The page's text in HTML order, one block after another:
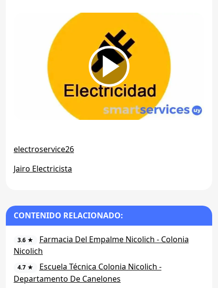
electroservice26
Jairo Electricista
CONTENIDO RELACIONADO:
3.6 ★
Farmacia Del Empalme Nicolich - Colonia
Nicolich
4.7 ★
Escuela Técnica Colonia Nicolich -
Departamento De Canelones